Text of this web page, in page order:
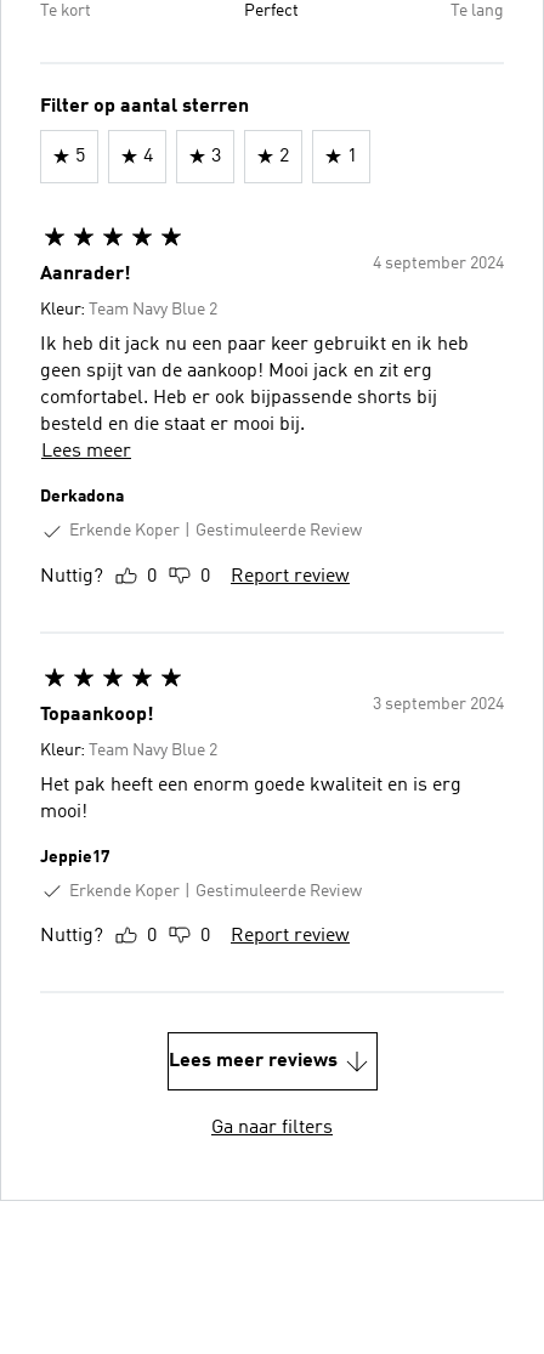
Te kort Perfect Te lang
Filter op aantal sterren
5 4 3 2 1
4 september 2024
Aanrader!
Kleur: Team Navy Blue 2
Ik heb dit jack nu een paar keer gebruikt en ik heb
geen spijt van de aankoop! Mooi jack en zit erg
comfortabel. Heb er ook bijpassende shorts bij
besteld en die staat er mooi bij.
Lees meer
Derkadona
Erkende Koper
Gestimuleerde Review
Nuttig? 0 0 Report review
3 september 2024
Topaankoop!
Kleur: Team Navy Blue 2
Het pak heeft een enorm goede kwaliteit en is erg
mooi!
Jeppie17
Erkende Koper
Gestimuleerde Review
Nuttig? 0 0 Report review
Lees meer reviews
Ga naar filters